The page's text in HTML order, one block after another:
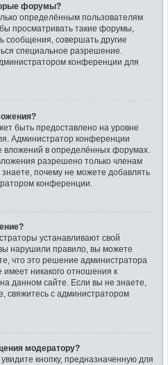
форумы?
определённым пользователям
просматривать такие форумы,
сообщения, совершать другие
специальное разрешение.
конференции для
быть предоставлено на уровне
Администратор конференции
в определённых форумах.
разрешено только членам
почему не можете добавлять
конференции.
устанавливают свой
нарушили правило, вы можете
что это решение администратора
никакого отношения к
данном сайте. Если вы не знаете,
свяжитесь с администратором
модератору?
кнопку, предназначенную для